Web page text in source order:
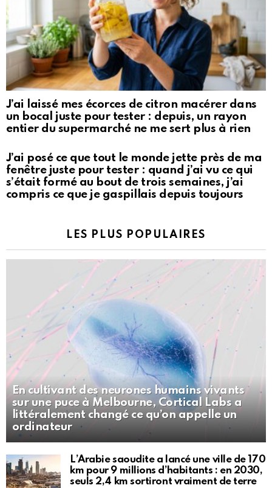
J’ai laissé mes écorces de citron macérer dans
un bocal juste pour tester : depuis, un rayon
entier du supermarché ne me sert plus à rien
J’ai posé ce que tout le monde jette près de ma
fenêtre juste pour tester : quand j’ai vu ce qui
s’était formé au bout de trois semaines, j’ai
compris ce que je gaspillais depuis toujours
LES PLUS POPULAIRES
En cultivant des neurones humains vivants
sur une puce à Melbourne, Cortical Labs a
littéralement changé ce qu’on appelle un
ordinateur
L’Arabie saoudite a lancé une ville de 170
km pour 9 millions d’habitants : en 2030,
seuls 2,4 km sortiront vraiment de terre